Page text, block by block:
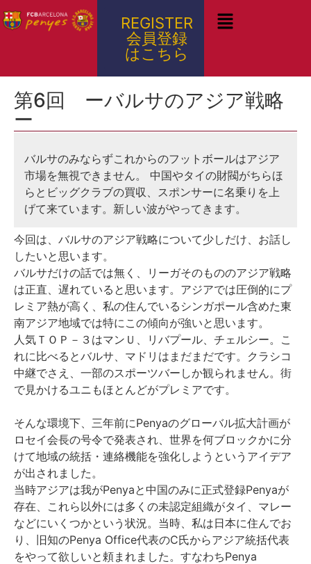
REGISTER
会員登録
はこちら
第6回 ーバルサのアジア戦略
ー
バルサのみならずこれからのフットボールはアジア
市場を無視できません。 中国やタイの財閥がちらほ
らとビッグクラブの買収、スポンサーに名乗りを上
げて来ています。新しい波がやってきます。
今回は、バルサのアジア戦略について少しだけ、お話し
したいと思います。
バルサだけの話では無く、リーガそのもののアジア戦略
は正直、遅れていると思います。アジアでは圧倒的にプ
レミア熱が高く、私の住んでいるシンガポール含めた東
南アジア地域では特にこの傾向が強いと思います。
人気ＴＯＰ－３はマンＵ、リバプール、チェルシー。こ
れに比べるとバルサ、マドリはまだまだです。クラシコ
中継でさえ、一部のスポーツバーしか観られません。街
で見かけるユニもほとんどがプレミアです。
そんな環境下、三年前にPenyaのグローバル拡大計画が
ロセイ会長の号令で発表され、世界を何ブロックかに分
けて地域の統括・連絡機能を強化しようというアイデア
が出されました。
当時アジアは我がPenyaと中国のみに正式登録Penyaが
存在、これら以外には多くの未認定組織がタイ、マレー
などにいくつかという状況。当時、私は日本に住んでお
り、旧知のPenya Office代表のC氏からアジア統括代表
をやって欲しいと頼まれました。すなわちPenya